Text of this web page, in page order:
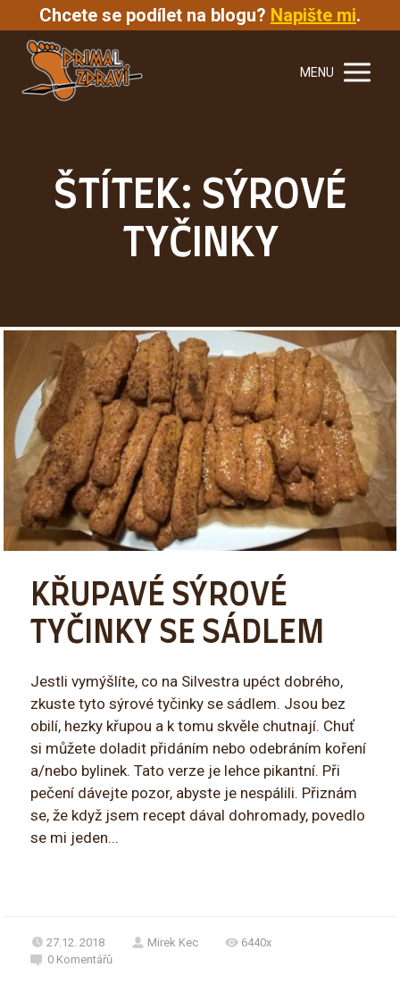
Chcete se podílet na blogu? Napište mi.
MENU
ŠTÍTEK: SÝROVÉ
TYČINKY
KŘUPAVÉ SÝROVÉ
TYČINKY SE SÁDLEM
Jestli vymýšlíte, co na Silvestra upéct dobrého,
zkuste tyto sýrové tyčinky se sádlem. Jsou bez
obilí, hezky křupou a k tomu skvěle chutnají. Chuť
si můžete doladit přidáním nebo odebráním koření
a/nebo bylinek. Tato verze je lehce pikantní. Při
pečení dávejte pozor, abyste je nespálili. Přiznám
se, že když jsem recept dával dohromady, povedlo
se mi jeden...
27.12. 2018 Mirek Kec
6440x
0 Komentářů